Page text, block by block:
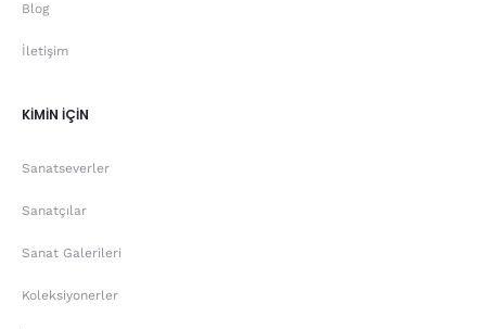
Blog
İletişim
KİMİN İÇİN
Sanatseverler
Sanatçılar
Sanat Galerileri
Koleksiyonerler